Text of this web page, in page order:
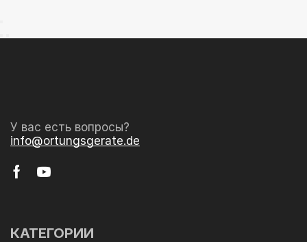
У вас есть вопросы?
info@ortungsgerate.de
КАТЕГОРИИ